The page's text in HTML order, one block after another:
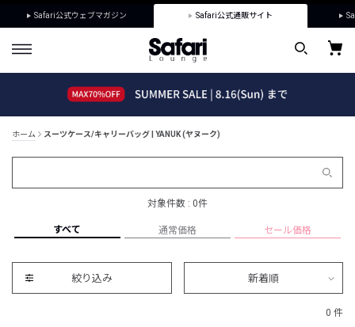
Safari公式ウェブマガジン Safari公式通販サイト
ホーム スーツケース/キャリーバッグ | YANUK (ヤヌーク)
対象件数 : 0件
すべて 通常価格 セール価格
絞り込み 新着順
0 件